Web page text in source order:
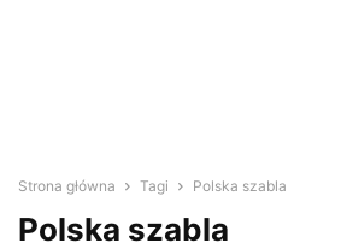
Strona główna Tagi Polska szabla
Polska szabla